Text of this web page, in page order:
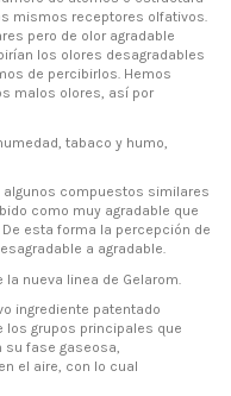
mismos receptores olfativos.
pero de olor agradable
los olores desagradables
de percibirlos. Hemos
malos olores, así por
tabaco y humo,
compuestos similares
como muy agradable que
esta forma la percepción de
a agradable.
nueva linea de Gelarom.
ingrediente patentado
los grupos principales que
su fase gaseosa,
el aire, con lo cual